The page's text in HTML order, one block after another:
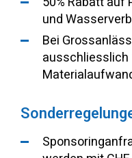
und
Bei
ausschliesslich